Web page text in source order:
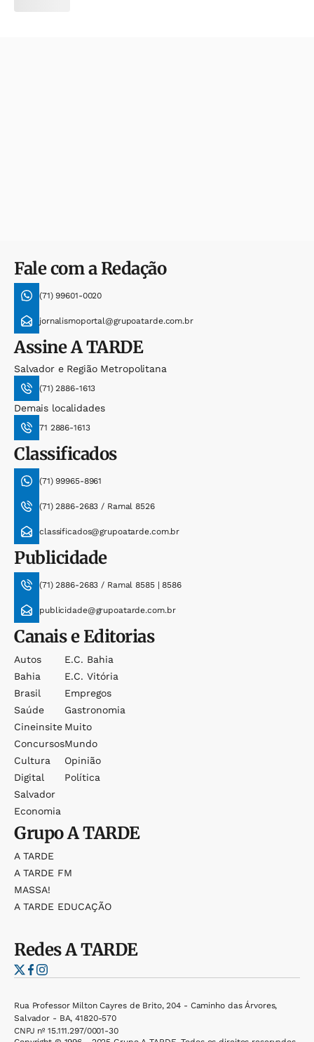
Fale com a Redação
(71) 99601-0020
jornalismoportal@grupoatarde.com.br
AssineA TARDE
Salvador e Região Metropolitana
(71) 2886-1613
Demais localidades
71 2886-1613
Classificados
(71) 99965-8961
(71) 2886-2683 / Ramal 8526
classificados@grupoatarde.com.br
Publicidade
(71) 2886-2683 / Ramal 8585 | 8586
publicidade@grupoatarde.com.br
Canais e Editorias
Autos
Bahia
Brasil
Saúde
Cineinsite
Concursos
Cultura
Digital
Salvador
Economia
E.c. Bahia
E.c. Vitória
Empregos
Gastronomia
Muito
Mundo
Opinião
Política
GrupoA TARDE
A TARDE
A TARDE FM
MASSA!
A TARDE EDUCAÇÃO
RedesA TARDE
Rua Professor Milton Cayres de Brito, 204 - Caminho das Árvores,
Salvador - BA, 41820-570
CNPJ nº 15.111.297/0001-30